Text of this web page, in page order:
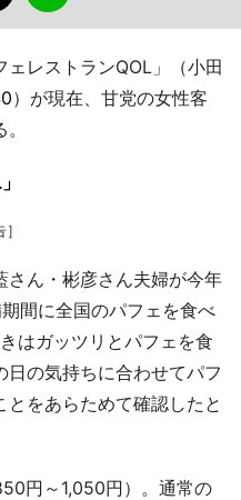
レストランQOL」（小田
）が現在、甘党の女性客
ん・彬彦さん夫婦が今年
間に全国のパフェを食べ
はガッツリとパフェを食
の気持ちに合わせてパフ
をあらためて確認したと
円～1,050円）。通常の